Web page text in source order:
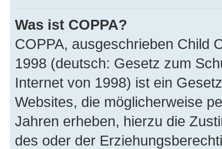
Was ist COPPA?
COPPA, ausgeschrieben Child
1998 (deutsch: Gesetz zum
Internet von 1998) ist ein
Websites, die möglicherweise
Jahren erheben, hierzu die
des oder der